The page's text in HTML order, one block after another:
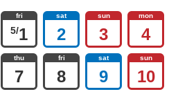
fri
5/1
sat
2
sun
3
mon
4
thu
7
fri
8
sat
9
sun
10